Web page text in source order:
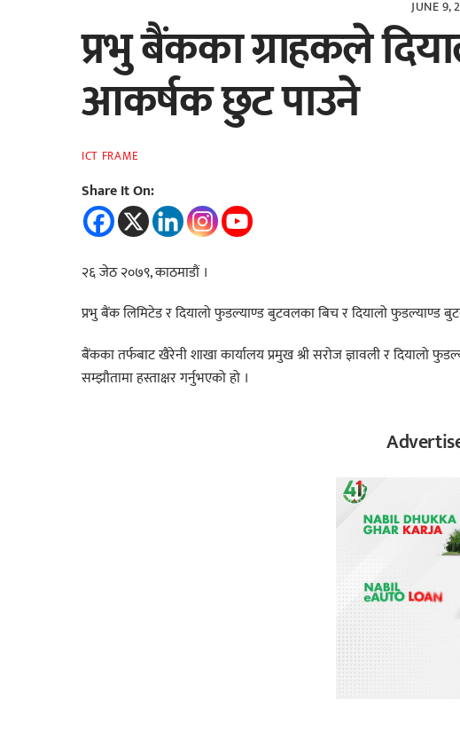
JUNE 9,
प्रभु बैंकका ग्राहकले
आकर्षक छुट पाउने
ICT FRAME
Share It On:
२६ जेठ २०७९, काठमाडौं ।
प्रभु बैंक लिमिटेड र दियालो फुडल्याण्ड बुटवलका बिच र दियालो फुडल्याण्ड
बैंकका तर्फबाट खैरेनी शाखा कार्यालय प्रमुख श्री सरोज ज्ञावली र दियालो
सम्झौतामा हस्ताक्षर गर्नुभएको हो ।